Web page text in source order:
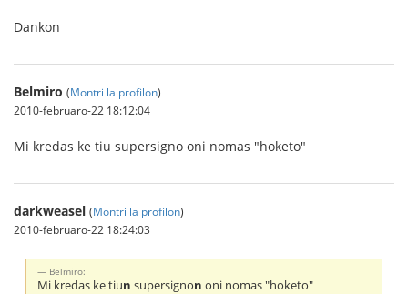
Dankon
Belmiro (Montri la profilon)
2010-februaro-22 18:12:04
Mi kredas ke tiu supersigno oni nomas "hoketo"
darkweasel (Montri la profilon)
2010-februaro-22 18:24:03
Belmiro:
Mi kredas ke tiun supersignon oni nomas "hoketo"